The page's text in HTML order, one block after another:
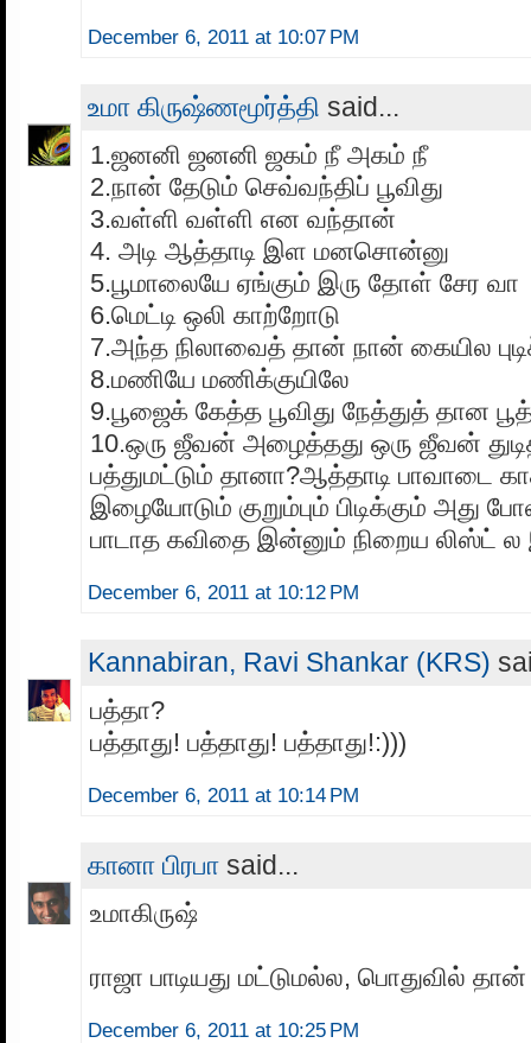
December 6, 2011 at 10:07 PM
உமா கிருஷ்ணமூர்த்தி said...
1.ஜனனி ஜனனி ஜகம் நீ அகம் நீ
2.நான் தேடும் செவ்வந்திப் பூவிது
3.வள்ளி வள்ளி என வந்தான்
4. அடி ஆத்தாடி இள மனசொன்னு
5.பூமாலையே ஏங்கும் இரு தோள் சேர வா
6.மெட்டி ஒலி காற்றோடு
7.அந்த நிலாவைத் தான் நான் கையில
8.மணியே மணிக்குயிலே
9.பூஜைக் கேத்த பூவிது நேத்துத் தான
10.ஒரு ஜீவன் அழைத்தது ஒரு ஜீவன்
பத்துமட்டும் தானா?ஆத்தாடி பாவாடை
இழையோடும் குறும்பும் பிடிக்கும் அது
பாடாத கவிதை இன்னும் நிறைய லிஸ்ட் ல
December 6, 2011 at 10:12 PM
Kannabiran, Ravi Shankar (KRS)
பத்தா?
பத்தாது! பத்தாது! பத்தாது!:)))
December 6, 2011 at 10:14 PM
கானா பிரபா said...
உமாகிருஷ்
ராஜா பாடியது மட்டுமல்ல, பொதுவில்
December 6, 2011 at 10:25 PM